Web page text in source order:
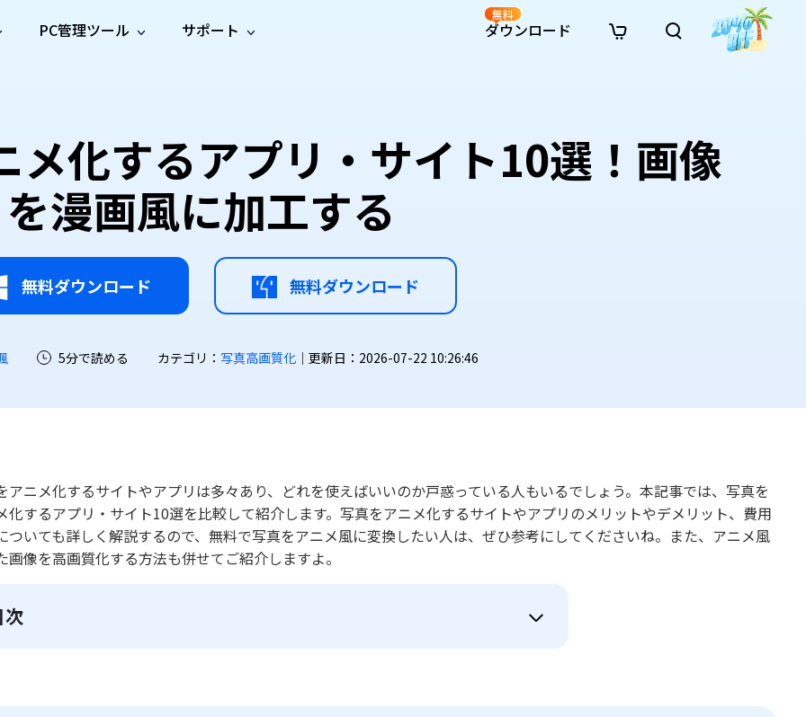
データ復元
のデータを復元
LINE データ復元
LINEのデータを復元
· USBデータ復元
· ゴミ箱復元
· ファイル復元
· エクセル復元
· 動画復元
動画修
写真修
復
修復
音声修
復
動画高
画質化
AI
写真高
画質化
AI
オンライン写真修復
オンラインファイル修復
オンライン音声修復
· シネマ風AI画像プロンプト
· アニメ実写化プロンプト
PC管理ツール
を検出・削除
Cleamio 新製
品
リーンアップ＆最適化
WindowsのDLLエラーを修復
Email Repair
破損したPST/OSTファイルを修復
· ハードディスクをクローン
· 重複検索（Mac）
· Cドライブを拡張
· ディスク容量を解放
· MBRをGPTに変換
· Macストレージを整理
サポート
イドセンター
処法
ダウンロード
無料
メ化するアプリ・サイト10選！画像
を漫画風に加工する
無料ダウンロード 無料ダウンロード
5分で読める カテゴリ： 写真高画質化 ｜更新日：2026-07-22 10:26:46
アニメ化するサイトやアプリは多々あり、どれを使えばいいのか戸惑っている人もいるでしょう。本記事では、写真を
化するアプリ・サイト10選を比較して紹介します。写真をアニメ化するサイトやアプリのメリットやデメリット、費用
ついても詳しく解説するので、無料で写真をアニメ風に変換したい人は、ぜひ参考にしてくださいね。また、アニメ風
画像を高画質化する方法も併せてご紹介しますよ。
次